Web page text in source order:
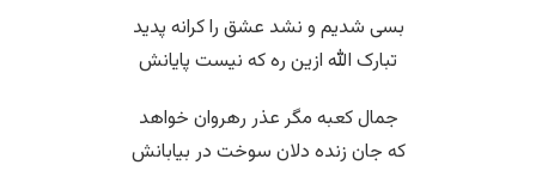
بسی شدیم و نشد عشق را کرانه پدید
تبارک الله ازین ره که نیست پایانش
جمال کعبه مگر عذر رهروان خواهد
که جان زنده دلان سوخت در بیابانش